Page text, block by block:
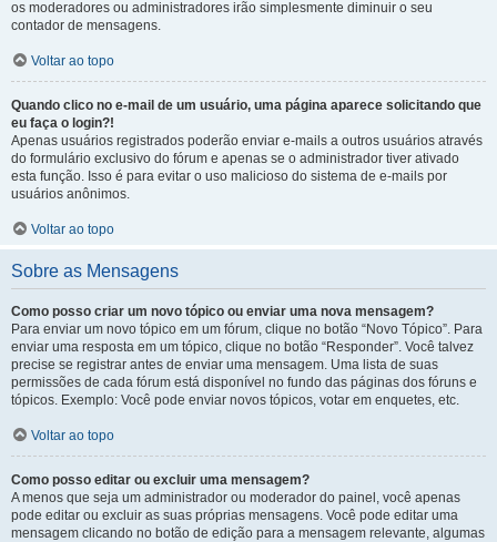
os moderadores ou administradores irão simplesmente diminuir o seu
contador de mensagens.
Voltar ao topo
Quando clico no e-mail de um usuário, uma página aparece solicitando que
eu faça o login?!
Apenas usuários registrados poderão enviar e-mails a outros usuários através
do formulário exclusivo do fórum e apenas se o administrador tiver ativado
esta função. Isso é para evitar o uso malicioso do sistema de e-mails por
usuários anônimos.
Voltar ao topo
Sobre as Mensagens
Como posso criar um novo tópico ou enviar uma nova mensagem?
Para enviar um novo tópico em um fórum, clique no botão “Novo Tópico”. Para
enviar uma resposta em um tópico, clique no botão “Responder”. Você talvez
precise se registrar antes de enviar uma mensagem. Uma lista de suas
permissões de cada fórum está disponível no fundo das páginas dos fóruns e
tópicos. Exemplo: Você pode enviar novos tópicos, votar em enquetes, etc.
Voltar ao topo
Como posso editar ou excluir uma mensagem?
A menos que seja um administrador ou moderador do painel, você apenas
pode editar ou excluir as suas próprias mensagens. Você pode editar uma
mensagem clicando no botão de edição para a mensagem relevante, algumas